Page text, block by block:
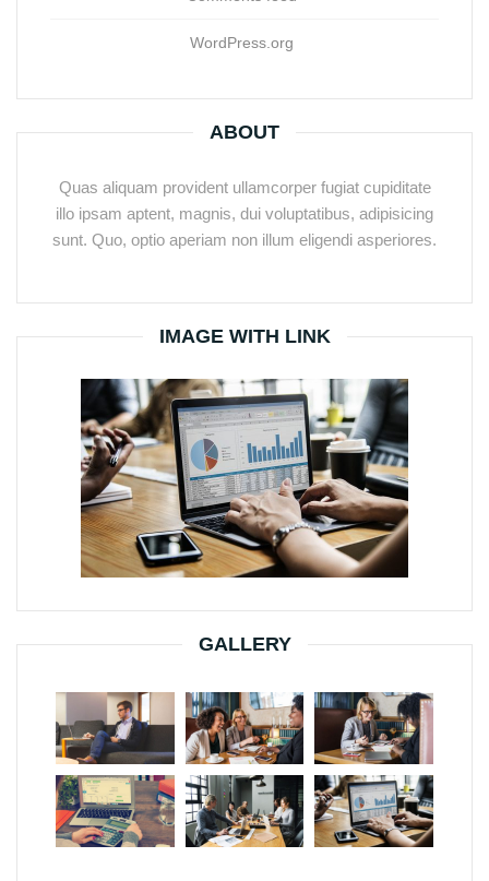
WordPress.org
ABOUT
Quas aliquam provident ullamcorper fugiat cupiditate
illo ipsam aptent, magnis, dui voluptatibus, adipisicing
sunt. Quo, optio aperiam non illum eligendi asperiores.
IMAGE WITH LINK
GALLERY